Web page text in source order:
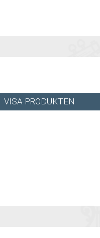
VISA PRODUKTEN